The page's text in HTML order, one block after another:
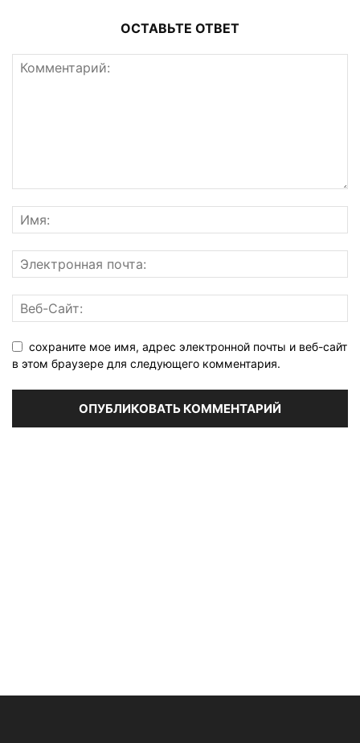
ОСТАВЬТЕ ОТВЕТ
сохраните мое имя, адрес электронной почты и веб-сайт
в этом браузере для следующего комментария.